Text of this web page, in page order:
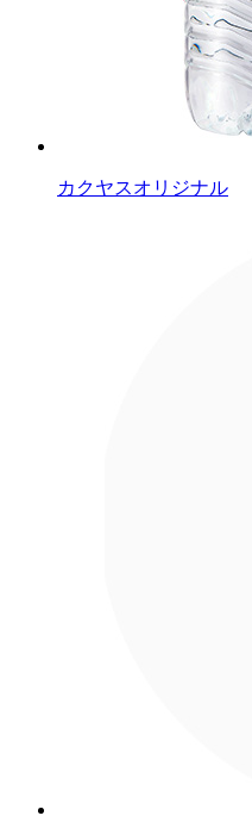
カクヤスオリジナル